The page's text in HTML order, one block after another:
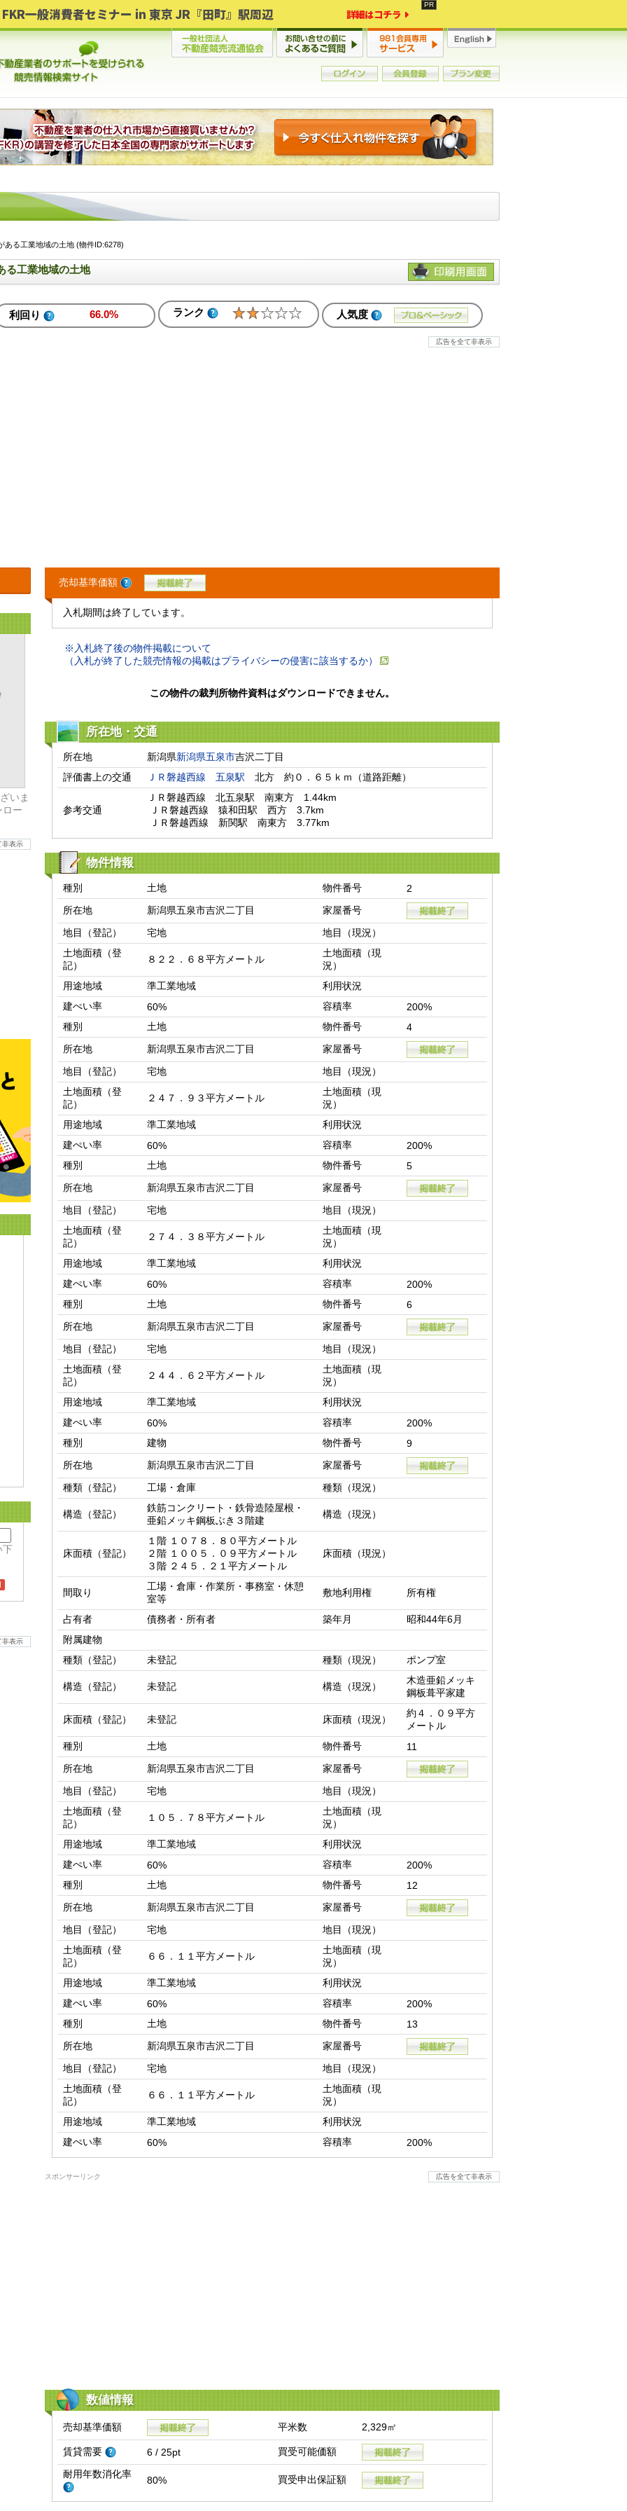
FKR一般消費者セミナー in 東京 JR『田町』駅周辺 詳細はコチラ
る工業地域の土地 (物件ID:6278)
る工業地域の土地
利回り 66.0% ランク 人気度
広告を全て非表示
いま
ロー
非表示
下
非表示
売却基準価額
入札期間は終了しています。
※入札終了後の物件掲載について
（入札が終了した競売情報の掲載はプライバシーの侵害に該当するか）
この物件の裁判所物件資料はダウンロードできません。
所在地・交通
所在地 新潟県新潟県五泉市吉沢二丁目
評価書上の交通
ＪＲ磐越西線 五泉駅 北方　約０．６５ｋｍ（道路距離）
参考交通
ＪＲ磐越西線　北五泉駅　南東方　1.44km
ＪＲ磐越西線　新関駅　南東方　3.77km
物件情報
種別 土地 物件番号
2
所在地
新潟県五泉市吉沢二丁目
家屋番号
地目（登記）
宅地
地目（現況）
土地面積（登
記）
８２２．６８平方メートル
土地面積（現
況）
用途地域
準工業地域
利用状況
建ぺい率
60% 容積率
200%
種別
土地 物件番号
4
所在地
新潟県五泉市吉沢二丁目
家屋番号
地目（登記）
宅地
地目（現況）
土地面積（登
記）
２４７．９３平方メートル
土地面積（現
況）
用途地域
準工業地域
利用状況
建ぺい率
60% 容積率
200%
種別
土地 物件番号
5
所在地
新潟県五泉市吉沢二丁目
家屋番号
地目（登記）
宅地
地目（現況）
土地面積（登
記）
２７４．３８平方メートル
土地面積（現
況）
用途地域
準工業地域
利用状況
建ぺい率
60% 容積率
200%
種別
土地 物件番号
6
所在地
新潟県五泉市吉沢二丁目
家屋番号
地目（登記）
宅地
地目（現況）
土地面積（登
記）
２４４．６２平方メートル
土地面積（現
況）
用途地域
準工業地域
利用状況
建ぺい率
60% 容積率
200%
種別
建物 物件番号
9
所在地
新潟県五泉市吉沢二丁目
家屋番号
種類（登記）
工場・倉庫 種類（現況）
構造（登記）
鉄筋コンクリート・鉄骨造陸屋根・
亜鉛メッキ鋼板ぶき３階建
構造（現況）
床面積（登記）
１階 １０７８．８０平方メートル
２階 １００５．０９平方メートル
３階 ２４５．２１平方メートル
床面積（現況）
間取り
工場・倉庫・作業所・事務室・休憩
室等
敷地利用権 所有権
占有者 債務者・所有者 築年月
昭和44年6月
附属建物
種類（登記）
未登記 種類（現況） ポンプ室
構造（登記） 未登記 構造（現況）
木造亜鉛メッキ
鋼板葺平家建
床面積（登記） 未登記 床面積（現況）
約４．０９平方
メートル
種別
土地 物件番号
11
所在地
新潟県五泉市吉沢二丁目
家屋番号
地目（登記）
宅地
地目（現況）
土地面積（登
記）
１０５．７８平方メートル
土地面積（現
況）
用途地域
準工業地域
利用状況
建ぺい率
60% 容積率
200%
種別
土地 物件番号
12
所在地
新潟県五泉市吉沢二丁目
家屋番号
地目（登記）
宅地
地目（現況）
土地面積（登
記）
６６．１１平方メートル
土地面積（現
況）
用途地域
準工業地域
利用状況
建ぺい率
60% 容積率
200%
種別
土地 物件番号
13
所在地
新潟県五泉市吉沢二丁目
家屋番号
地目（登記）
宅地
地目（現況）
土地面積（登
記）
６６．１１平方メートル
土地面積（現
況）
用途地域
準工業地域
利用状況
建ぺい率
60% 容積率 200%
スポンサーリンク 広告を全て非表示
数値情報
売却基準価額 平米数 2,329㎡
賃貸需要 6 / 25pt
買受可能価額
耐用年数消化率
80% 買受申出保証額